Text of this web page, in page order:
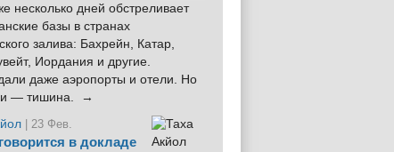
несколько дней обстреливает
базы в странах
залива: Бахрейн, Катар,
Иордания и другие.
даже аэропорты и отели. Но
— тишина. →
| 23 Фев.
в докладе